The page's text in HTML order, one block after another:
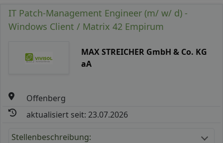
IT Patch-Management Engineer (m/ w/ d) -
Windows Client / Matrix 42 Empirum
MAX STREICHER GmbH & Co. KG
aA
Offenberg
aktualisiert seit: 23.07.2026
Stellenbeschreibung: